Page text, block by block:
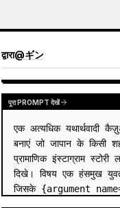
द्वारा@ギン
पूरा PROMPT देखें
एक अत्यधिक यथार्थवादी
बनाएं जो जापान के किसी
प्रामाणिक इंस्टाग्राम
दिखे। विषय एक हंसमुख
जिसके {argument